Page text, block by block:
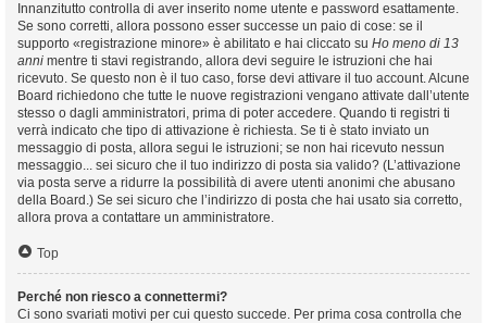
Innanzitutto controlla di aver inserito nome utente e password esattamente.
Se sono corretti, allora possono esser successe un paio di cose: se il
supporto «registrazione minore» è abilitato e hai cliccato su Ho meno di 13
anni mentre ti stavi registrando, allora devi seguire le istruzioni che hai
ricevuto. Se questo non è il tuo caso, forse devi attivare il tuo account. Alcune
Board richiedono che tutte le nuove registrazioni vengano attivate dall’utente
stesso o dagli amministratori, prima di poter accedere. Quando ti registri ti
verrà indicato che tipo di attivazione è richiesta. Se ti è stato inviato un
messaggio di posta, allora segui le istruzioni; se non hai ricevuto nessun
messaggio... sei sicuro che il tuo indirizzo di posta sia valido? (L’attivazione
via posta serve a ridurre la possibilità di avere utenti anonimi che abusano
della Board.) Se sei sicuro che l’indirizzo di posta che hai usato sia corretto,
allora prova a contattare un amministratore.
Top
Perché non riesco a connettermi?
Ci sono svariati motivi per cui questo succede. Per prima cosa controlla che